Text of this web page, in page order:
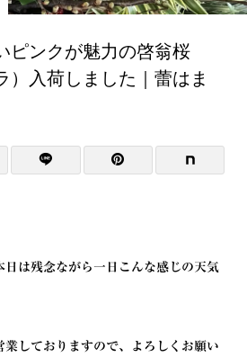
ピンクが魅力の啓翁桜
）入荷しました｜蕾はま
日は残念ながら一日こんな感じの天気
業しておりますので、よろしくお願い